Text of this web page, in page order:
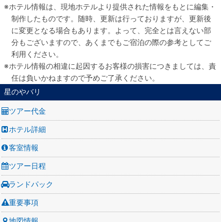
ホテル情報は、現地ホテルより提供された情報をもとに編集・
制作したものです。随時、更新は行っておりますが、更新後
に変更となる場合もあります。よって、完全とは言えない部
分もございますので、あくまでもご宿泊の際の参考としてご
利用ください。
ホテル情報の相違に起因するお客様の損害につきましては、責
任は負いかねますので予めご了承ください。
星のやバリ
ツアー代金
ホテル詳細
客室情報
ツアー日程
ランドパック
重要事項